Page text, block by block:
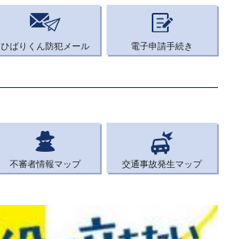
ひばりくん防犯メール 電子申請手続き
不審者情報マップ 交通事故発生マップ